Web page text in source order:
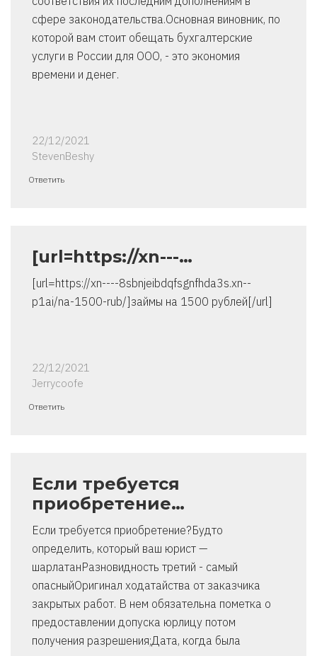
сфере законодательства.Основная виновник, по
которой вам стоит обещать бухгалтерские
услуги в России для ООО, - это экономия
времени и денег.
22/12/2021
StevenBeshy
Ответить
[url=https://xn---…
[url=https://xn----8sbnjeibdqfsgnfhda3s.xn--
p1ai/na-1500-rub/]займы на 1500 рублей[/url]
22/12/2021
Jerrycoofe
Ответить
Если требуется
приобретение…
Если требуется приобретение?Будто
определить, который ваш юрист —
шарлатанРазновидность третий - самый
опасныйОригинал ходатайства от заказчика
закрытых работ. В нем обязательна пометка о
предоставлении допуска юрлицу потом
получения разрешения;Дата, когда была